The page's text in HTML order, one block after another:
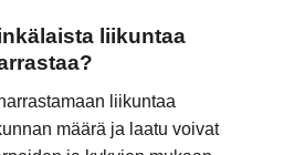
liikuntaa
liikuntaa
määrä ja laatu voivat